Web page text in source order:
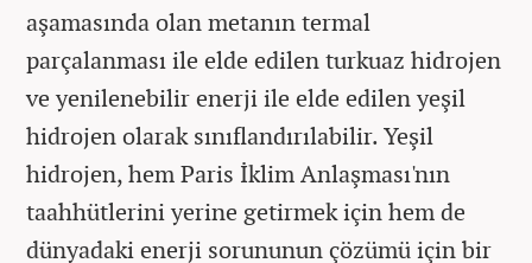
aşamasında olan metanın termal
parçalanması ile elde edilen turkuaz hidrojen
ve yenilenebilir enerji ile elde edilen yeşil
hidrojen olarak sınıflandırılabilir. Yeşil
hidrojen, hem Paris İklim Anlaşması'nın
taahhütlerini yerine getirmek için hem de
dünyadaki enerji sorununun çözümü için bir